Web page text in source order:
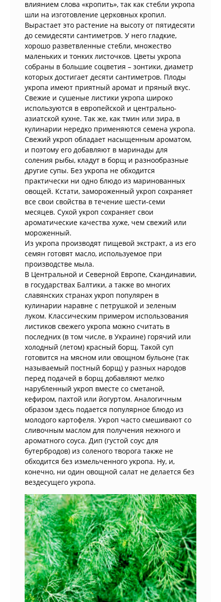
влиянием слова «кропить», так как стебли укропа
шли на изготовление церковных кропил.
Вырастает это растение на высоту от пятидесяти
до семидесяти сантиметров. У него гладкие,
хорошо разветвленные стебли, множество
маленьких и тонких листочков. Цветы укропа
собраны в большие соцветия – зонтики, диаметр
которых достигает десяти сантиметров. Плоды
укропа имеют приятный аромат и пряный вкус.
Свежие и сушеные листики укропа широко
используются в европейской и центрально-
азиатской кухне. Так же, как тмин или зира, в
кулинарии нередко применяются семена укропа.
Свежий укроп обладает насыщенным ароматом,
и поэтому его добавляют в маринады для
соления рыбы, кладут в борщ и разнообразные
другие супы. Без укропа не обходится
практически ни одно блюдо из маринованных
овощей. Кстати, замороженный укроп сохраняет
все свои свойства в течение шести-семи
месяцев. Сухой укроп сохраняет свои
ароматические качества хуже, чем свежий или
мороженный.
Из укропа производят пищевой экстракт, а из его
семян готовят масло, используемое при
производстве мыла.
В Центральной и Северной Европе, Скандинавии,
в государствах Балтики, а также во многих
славянских странах укроп популярен в
кулинарии наравне с петрушкой и зеленым
луком. Классическим примером использования
листиков свежего укропа можно считать в
последних (в том числе, в Украине) горячий или
холодный (летом) красный борщ. Такой суп
готовится на мясном или овощном бульоне (так
называемый постный борщ) у разных народов
перед подачей в борщ добавляют мелко
нарубленный укроп вместе со сметаной,
кефиром, пахтой или йогуртом. Аналогичным
образом здесь подается популярное блюдо из
молодого картофеля. Укроп часто смешивают со
сливочным маслом для получения нежного и
ароматного соуса. Дип (густой соус для
бутербродов) из соленого творога также не
обходится без измельченного укропа. Ну, и,
конечно, ни один овощной салат не делается без
вездесущего укропа.